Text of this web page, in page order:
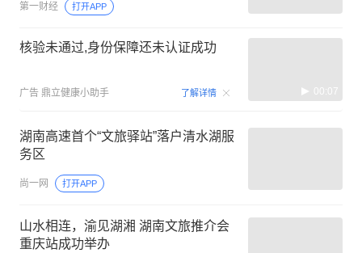
第一财经 打开APP
核验未通过,身份保障还未认证成功
广告 鼎立健康小助手 了解详情 00:07
湖南高速首个“文旅驿站”落户清水湖服
务区
尚一网 打开APP
山水相连，渝见湖湘 湖南文旅推介会
重庆站成功举办